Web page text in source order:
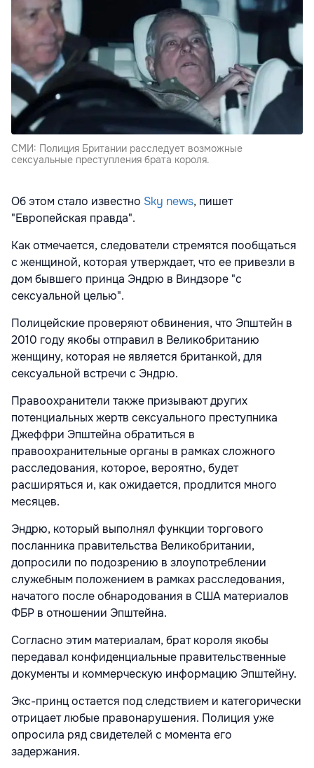
СМИ: Полиция Британии расследует возможные
сексуальные преступления брата короля.
Об этом стало известно Sky news, пишет
"Европейская правда".
Как отмечается, следователи стремятся пообщаться
с женщиной, которая утверждает, что ее привезли в
дом бывшего принца Эндрю в Виндзоре "с
сексуальной целью".
Полицейские проверяют обвинения, что Эпштейн в
2010 году якобы отправил в Великобританию
женщину, которая не является британкой, для
сексуальной встречи с Эндрю.
Правоохранители также призывают других
потенциальных жертв сексуального преступника
Джеффри Эпштейна обратиться в
правоохранительные органы в рамках сложного
расследования, которое, вероятно, будет
расширяться и, как ожидается, продлится много
месяцев.
Эндрю, который выполнял функции торгового
посланника правительства Великобритании,
допросили по подозрению в злоупотреблении
служебным положением в рамках расследования,
начатого после обнародования в США материалов
ФБР в отношении Эпштейна.
Согласно этим материалам, брат короля якобы
передавал конфиденциальные правительственные
документы и коммерческую информацию Эпштейну.
Экс-принц остается под следствием и категорически
отрицает любые правонарушения. Полиция уже
опросила ряд свидетелей с момента его
задержания.